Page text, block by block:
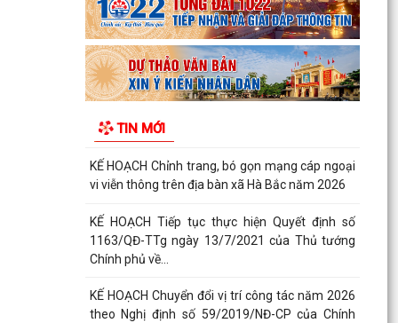
TIN MỚI
Xã Hà Bắc: Bế mạc lớp bồi dưỡng kiến thức quốc
phòng và an ninh đối tượng 4 năm 2026.
KẾ HOẠCH Triển khai thực hiện chỉ tiêu phát
giai...
KẾ HOẠCH Chỉnh trang, bó gọn mạng cáp ngoại
vi viễn thông trên địa bàn xã Hà Bắc năm 2026
KẾ HOẠCH Tiếp tục thực hiện Quyết định số
1163/QĐ-TTg ngày 13/7/2021 của Thủ tướng
Chính phủ về...
KẾ HOẠCH Chuyển đổi vị trí công tác năm 2026
theo Nghị định số 59/2019/NĐ-CP của Chính